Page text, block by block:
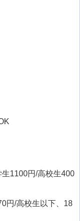
生1100円/高校生400
円/高校生以下、 18